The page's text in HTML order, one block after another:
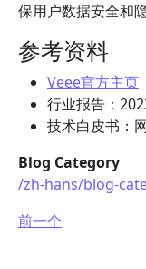
保用户数据安全和
参考资料
Veee官方主页
行业报告：
技术白皮书：
Blog Category
/zh-hans/blog-
前一个